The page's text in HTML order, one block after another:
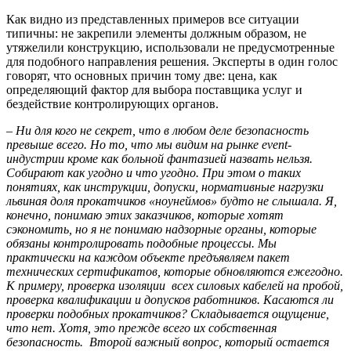
Как видно из представленных примеров все ситуации
типичны: не закрепили элементы должным образом, не
утяжелили конструкцию, использовали не предусмотренные
для подобного направления решения. Эксперты в один голос
говорят, что основных причин тому две: цена, как
определяющий фактор для выбора поставщика услуг и
бездействие контролирующих органов.
– Ни для кого не секрет, что в любом деле безопасность
превыше всего. Но то, что мы видим на рынке event-
индустрии кроме как больной фантазией назвать нельзя.
Собирают как угодно и что угодно. При этом о таких
понятиях, как инструкции, допуски, нормативные нагрузки
львиная доля прокатчиков «ноунеймов» будто не слышала. Я,
конечно, понимаю этих заказчиков, которые хотят
сэкономить, но я не понимаю надзорные органы, которые
обязаны контролировать подобные процессы. Мы
практически на каждом объекте предъявляем пакет
технических сертификатов, которые обновляются ежегодно.
К примеру, проверка изоляции всех силовых кабелей на пробой,
проверка квалификации и допусков работников. Касаются ли
проверки подобных прокатчиков? Складывается ощущение,
что нет. Хотя, это прежде всего их собственная
безопасность. Второй важный вопрос, который остается